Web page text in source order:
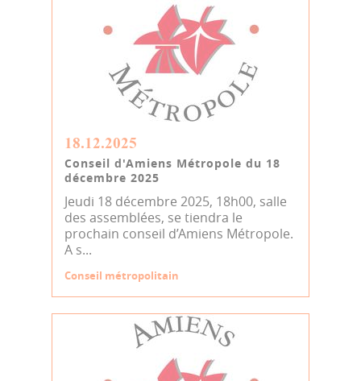
18.12.2025
Conseil d'Amiens Métropole du 18
décembre 2025
Jeudi 18 décembre 2025, 18h00, salle
des assemblées, se tiendra le
prochain conseil d’Amiens Métropole.
A s...
Conseil métropolitain